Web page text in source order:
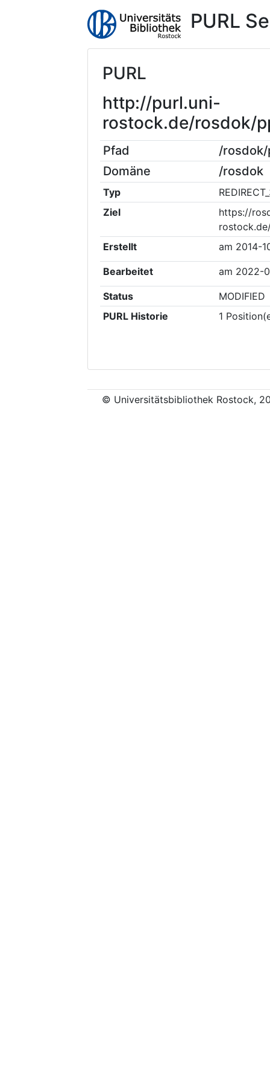
PURL
PURL
http://purl.uni-
rostock.de/rosdok/
Pfad
/
Domäne
/rosdok
Typ
Ziel
https://
Erstellt
am 2014-
Bearbeitet am 2022-
Status
MODIFIED
PURL Historie
1
© Universitätsbibliothek Rostock,